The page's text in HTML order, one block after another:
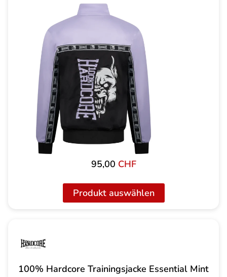
95,00 CHF
Produkt auswählen
100% Hardcore Trainingsjacke Essential Mint